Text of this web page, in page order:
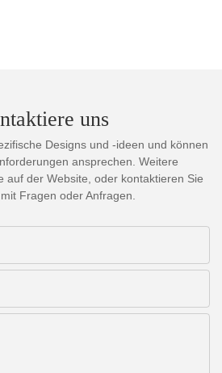
uns
Designs und -ideen und können
ansprechen. Weitere
auf der Website, oder kontaktieren Sie
Fragen oder Anfragen.